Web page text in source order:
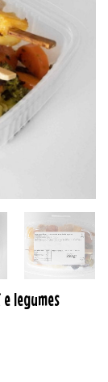
legumes